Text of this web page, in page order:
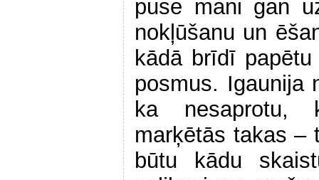
puse mani gan
nokļūšanu un
kādā brīdī
posmus. Igaunija
ka nesaprotu,
marķētās takas –
būtu kādu